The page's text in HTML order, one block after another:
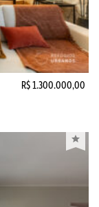
R$ 1.300.000,00